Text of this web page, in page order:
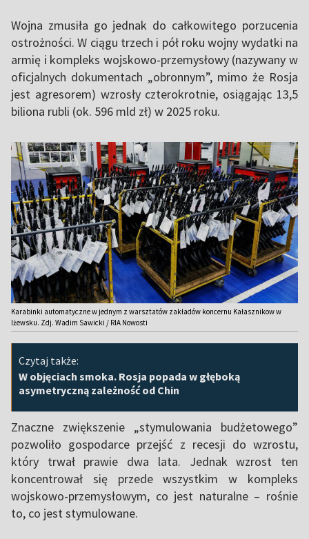
Wojna zmusiła go jednak do całkowitego porzucenia
ostrożności. W ciągu trzech i pół roku wojny wydatki na
armię i kompleks wojskowo-przemysłowy (nazywany w
oficjalnych dokumentach „obronnym”, mimo że Rosja
jest agresorem) wzrosły czterokrotnie, osiągając 13,5
biliona rubli (ok. 596 mld zł) w 2025 roku.
Karabinki automatyczne w jednym z warsztatów zakładów koncernu Kałasznikow w
Iżewsku. Zdj. Wadim Sawicki / RIA Nowosti
Czytaj także:
W objęciach smoka. Rosja popada w głęboką
asymetryczną zależność od Chin
Znaczne zwiększenie „stymulowania budżetowego”
pozwoliło gospodarce przejść z recesji do wzrostu,
który trwał prawie dwa lata. Jednak wzrost ten
koncentrował się przede wszystkim w kompleks
wojskowo-przemysłowym, co jest naturalne – rośnie
to, co jest stymulowane.